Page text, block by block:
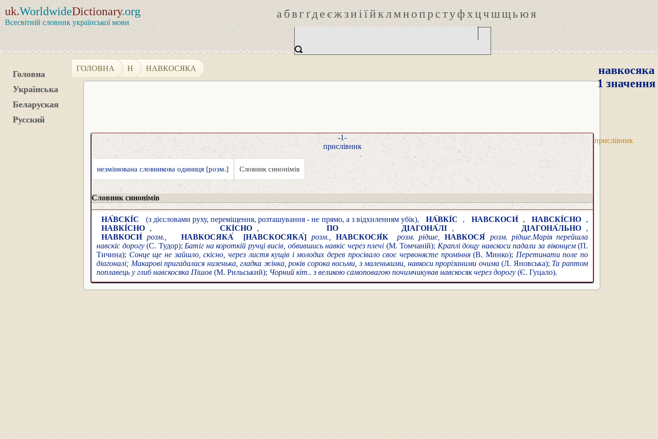
uk.WorldwideDictionary.org
Всесвітній словник української мови
абвгґдеєжзиіїйклмнопрстуфхцчшщьюя
Головна
Українська
Беларуская
Русский
ГОЛОВНА Н НАВКОСЯКА
навкосяка
1 значення
прислівник
-1-
прислівник
незмінювана словникова одиниця [розм.] Словник синонімів
Словник синонімів
НА́ВСКІ́С (з дієсловами руху, переміщення, розташування - не прямо, а з відхиленням убік), НА́ВКІ́С , НАВСКОСИ́ , НАВСКІ́СНО
,
НАВКІ́СНО
, СКІ́СНО , ПО ДІАГОНА́ЛІ , ДІАГОНА́ЛЬНО
,
НАВКОСИ́ розм., НАВКОСЯКА́ [НАВСКОСЯКА́] розм., НАВСКОСЯ́К розм. рідше, НАВКОСЯ́ розм. рідше.Марія перейшла
навскіс дорогу(С. Тудор); Батіг на короткій ручці висів, обвившись навкіс через плечі (М. Томчаній); Краплі дощу навскоси падали за віконцем(П.
Тичина); Сонце ще не зайшло, скісно, через листя кущів і молодих дерев просівало своє червонясте проміння(В. Минко); Перетинати поле по
діагоналі; Макарові пригадалася низенька, гладка жінка, років сорока восьми, з маленькими, навкоси прорізаними очима(Л. Яновська); Та раптом
поплавець у глиб навскосяка Пішов (М. Рильський); Чорний кіт.. з великою самоповагою почимчикував навскосяк через дорогу (Є. Гуцало).